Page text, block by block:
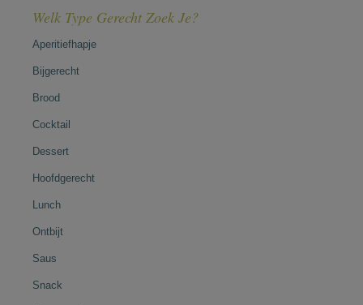
Welk Type Gerecht Zoek Je?
Aperitiefhapje
Bijgerecht
Brood
Cocktail
Dessert
Hoofdgerecht
Lunch
Ontbijt
Saus
Snack